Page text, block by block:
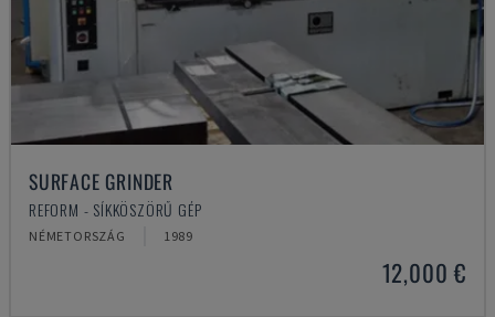
SURFACE GRINDER
REFORM - SÍKKÖSZÖRŰ GÉP
NÉMETORSZÁG 1989
12,000 €